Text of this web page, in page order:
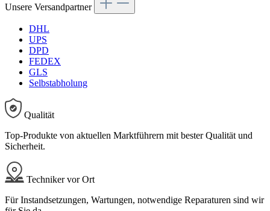
Unsere Versandpartner
DHL
UPS
DPD
FEDEX
GLS
Selbstabholung
Qualität
Top-Produkte von aktuellen Marktführern mit bester Qualität und
Sicherheit.
Techniker vor Ort
Für Instandsetzungen, Wartungen, notwendige Reparaturen sind wir